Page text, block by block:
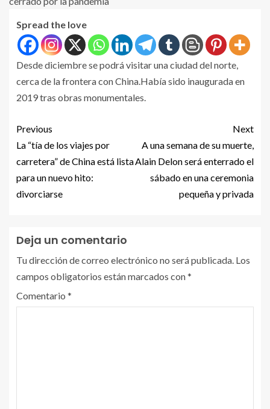
Spread the love
Desde diciembre se podrá visitar una ciudad del norte,
cerca de la frontera con China.Había sido inaugurada en
2019 tras obras monumentales.
Previous
La “tía de los viajes por
carretera” de China está lista
para un nuevo hito:
divorciarse
Next
A una semana de su muerte,
Alain Delon será enterrado el
sábado en una ceremonia
pequeña y privada
Deja un comentario
Tu dirección de correo electrónico no será publicada. Los
campos obligatorios están marcados con*
Comentario *